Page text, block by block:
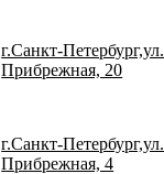
г.Санкт-Петербург,ул.
Прибрежная, 20
г.Санкт-Петербург,ул.
Прибрежная, 4